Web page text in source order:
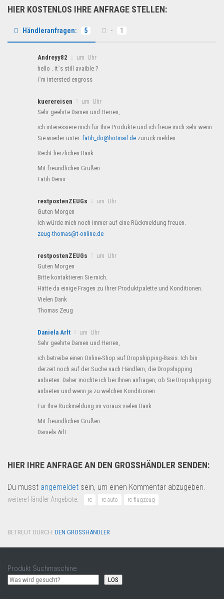
HIER KOSTENLOS IHRE ANFRAGE STELLEN:
Händleranfragen: 5 - 1
Andreyy82
um Uhr
hello . it`s still avaible ?
i`m intersted engross
kuerereisen
um Uhr
Sehr geehrte Damen und Herren,
ich interessiere mich für Ihre Produkte und ich freue mich sehr wenn
Sie wieder unter: fatih_do@hotmail.de zurück melden.
Recht herzlichen Dank.
Mit freundlichen Grüßen.
Fatih Demir
restpostenZEUGs
um Uhr
Guten Morgen
Ich würde mich noch immer auf eine Rückmeldung freuen.
zeug-thomas@t-online.de
restpostenZEUGs
um Uhr
Guten Morgen
Bitte kontaktieren Sie mich.
Hätte da einige Fragen zu Ihrer Produktpalette und Konditionen.
Vielen Dank
Thomas Zeug
Daniela Arlt
um Uhr
Sehr geehrte Damen und Herren,
ich betreibe einen Online-Shop auf Dropshipping-Basis. Ich bin
derzeit noch auf der Suche nach Händlern, die Dropshipping
anbieten. Daher möchte ich bei Ihnen anfragen, ob Sie Dropshipping
anbieten und wenn ja zu welchen Konditionen.
Für Ihre Rückmeldung im voraus vielen Dank.
Mit freundlichen Grüßen
Daniela Arlt
HIER IHRE ANFRAGE AN DEN GROSSHÄNDLER SENDEN:
Du musst angemeldet sein, um einen Kommentar abzugeben.
weitere Händler Angebote: rc rc auto rc flugzeug
BETREUT DURCH: DEN GROSSHÄNDLER ·
Produkt Suchmaschine
LOS